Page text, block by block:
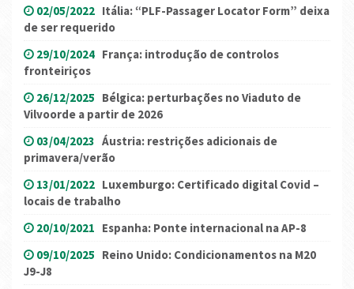
02/05/2022 Itália: “PLF-Passager Locator Form” deixa
de ser requerido
29/10/2024 França: introdução de controlos
fronteiriços
26/12/2025 Bélgica: perturbações no Viaduto de
Vilvoorde a partir de 2026
03/04/2023 Áustria: restrições adicionais de
primavera/verão
13/01/2022 Luxemburgo: Certificado digital Covid –
locais de trabalho
20/10/2021 Espanha: Ponte internacional na AP-8
09/10/2025 Reino Unido: Condicionamentos na M20
J9-J8